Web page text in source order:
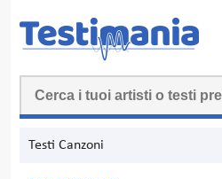
Testi Canzoni